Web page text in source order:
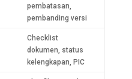
pembatasan,
pembanding versi
Checklist
dokumen, status
kelengkapan, PIC